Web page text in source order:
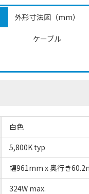
外形寸法図（mm）
ケーブル
白色
5,800K typ
幅961mm x 奥行き
324W max.